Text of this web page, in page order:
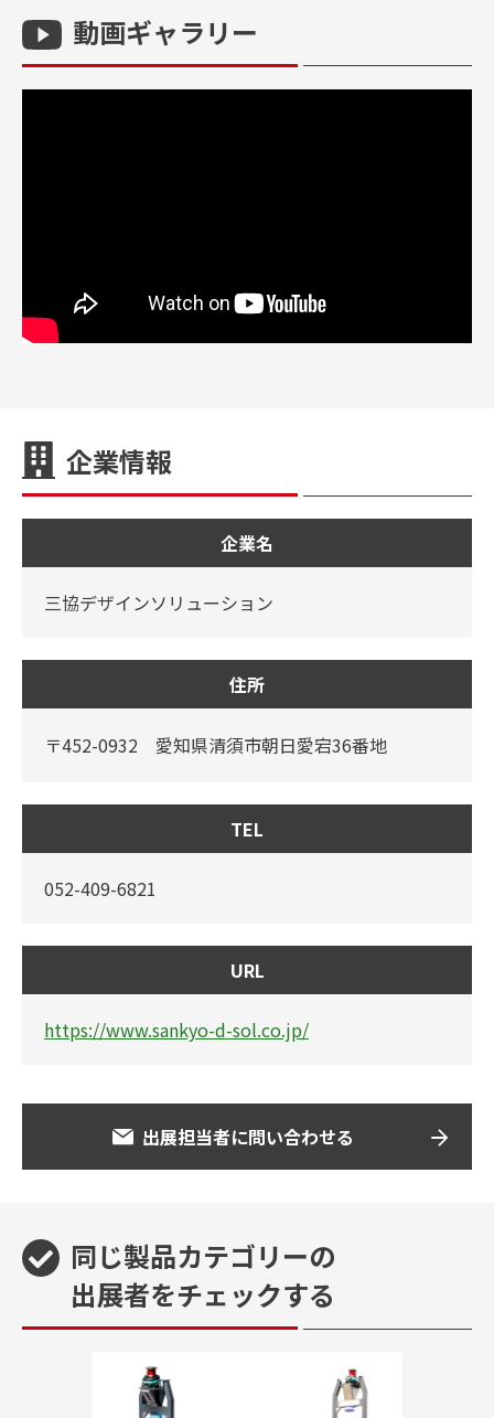
動画ギャラリー
企業情報
企業名
三協デザインソリューション
住所
〒452-0932 愛知県清須市朝日愛宕36番地
TEL
052-409-6821
URL
https://www.sankyo-d-sol.co.jp/
出展担当者に問い合わせる
同じ製品カテゴリーの
出展者をチェックする